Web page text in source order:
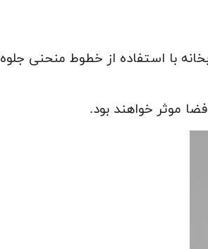
با استفاده از خطوط منحنی جلوه
موثر خواهند بود.